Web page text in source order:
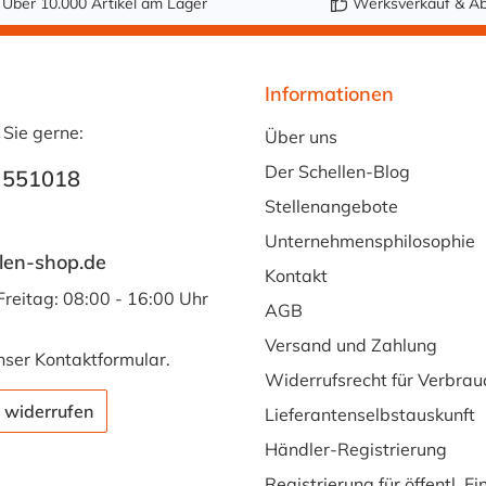
gerne:
shop.de
08:00 - 16:00 Uhr
Kontaktformular.
widerrufen
Informationen
Über uns
Der Schellen-Blog
Stellenangebote
Unternehmensphilosophie
Kontakt
AGB
Versand und Zahlung
Widerrufsrecht für
Lieferantenselbstauskunft
Händler-Registrierung